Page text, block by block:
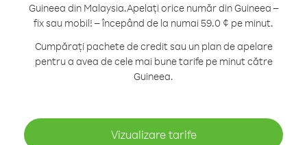
Guineea din Malaysia.Apelați orice număr din Guineea –
fix sau mobil! – începând de la numai 59.0 ¢ pe minut.
Cumpărați pachete de credit sau un plan de apelare
pentru a avea de cele mai bune tarife pe minut către
Guineea.
Vizualizare tarife